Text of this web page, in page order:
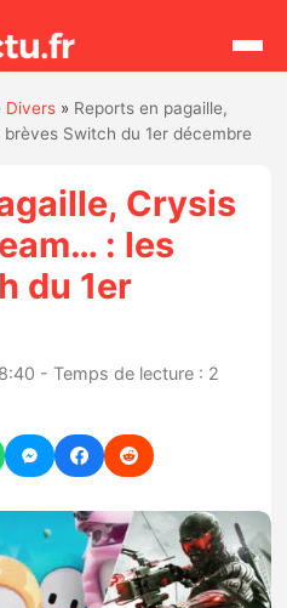
Rechercher
Divers » Reports en pagaille,
Switch du 1er décembre
Crysis
: les
du 1er
- Temps de lecture : 2